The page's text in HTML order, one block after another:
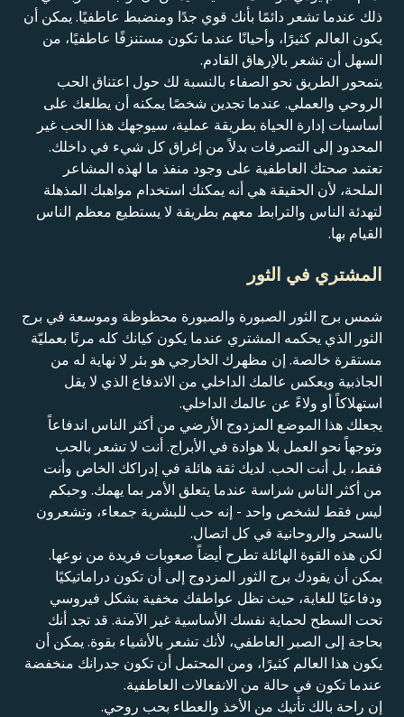
ذلك عندما تشعر دائمًا بأنك قوي جدًا ومنضبط عاطفيًا. يمكن أن
يكون العالم كثيرًا، وأحيانًا عندما تكون مستنزفًا عاطفيًا، من
السهل أن تشعر بالإرهاق القادم.
يتمحور الطريق نحو الصفاء بالنسبة لك حول اعتناق الحب
الروحي والعملي. عندما تجدين شخصًا يمكنه أن يطلعك على
أساسيات إدارة الحياة بطريقة عملية، سيوجهك هذا الحب غير
المحدود إلى التصرفات بدلاً من إغراق كل شيء في داخلك.
تعتمد صحتك العاطفية على وجود منفذ ما لهذه المشاعر
الملحة، لأن الحقيقة هي أنه يمكنك استخدام مواهبك المذهلة
لتهدئة الناس والترابط معهم بطريقة لا يستطيع معظم الناس
القيام بها.
المشتري في الثور
شمس برج الثور الصبورة والصبورة محظوظة وموسعة في برج
الثور الذي يحكمه المشتري عندما يكون كيانك كله مرنًا بعمليّة
مستقرة خالصة. إن مظهرك الخارجي هو بئر لا نهاية له من
الجاذبية ويعكس عالمك الداخلي من الاندفاع الذي لا يقل
استهلاكاً أو ولاءً عن عالمك الداخلي.
يجعلك هذا الموضع المزدوج الأرضي من أكثر الناس اندفاعاً
وتوجهاً نحو العمل بلا هوادة في الأبراج. أنت لا تشعر بالحب
فقط، بل أنت الحب. لديك ثقة هائلة في إدراكك الخاص وأنت
من أكثر الناس شراسة عندما يتعلق الأمر بما يهمك. وحبكم
ليس فقط لشخص واحد - إنه حب للبشرية جمعاء، وتشعرون
بالسحر والروحانية في كل اتصال.
لكن هذه القوة الهائلة تطرح أيضاً صعوبات فريدة من نوعها.
يمكن أن يقودك برج الثور المزدوج إلى أن تكون دراماتيكيًا
ودفاعيًا للغاية، حيث تظل عواطفك مخفية بشكل فيروسي
تحت السطح لحماية نفسك الأساسية غير الآمنة. قد تجد أنك
بحاجة إلى الصبر العاطفي، لأنك تشعر بالأشياء بقوة. يمكن أن
يكون هذا العالم كثيرًا، ومن المحتمل أن تكون جدرانك منخفضة
عندما تكون في حالة من الانفعالات العاطفية.
إن راحة بالك تأتيك من الأخذ والعطاء بحب روحي.